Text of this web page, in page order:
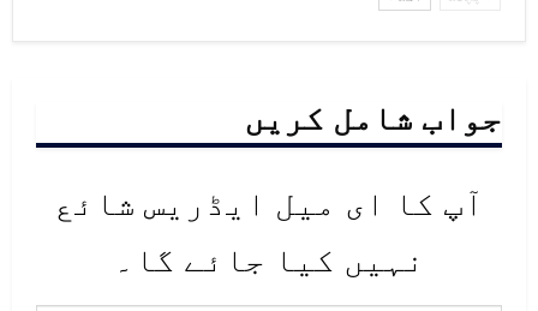
جواب شامل کریں
آپ کا ای میل ایڈریس شائع
نہیں کیا جائے گا۔